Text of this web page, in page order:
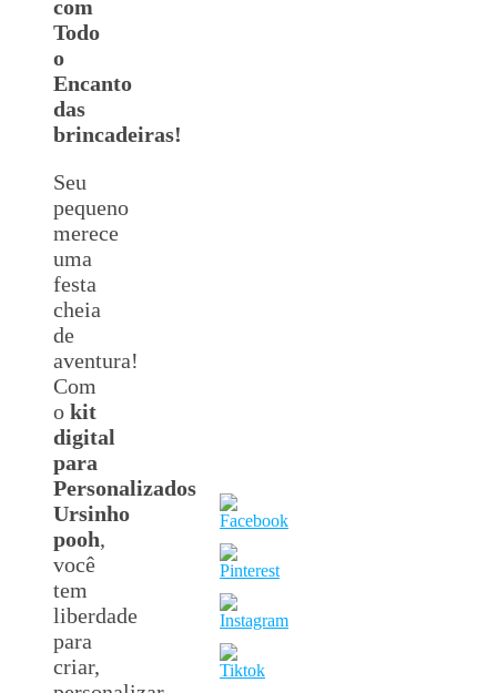
com
Todo
o
Encanto
das
brincadeiras!
Seu
pequeno
merece
uma
festa
cheia
de
aventura!
Com
o kit
digital
para
Personalizados
Ursinho
pooh,
você
tem
liberdade
para
criar,